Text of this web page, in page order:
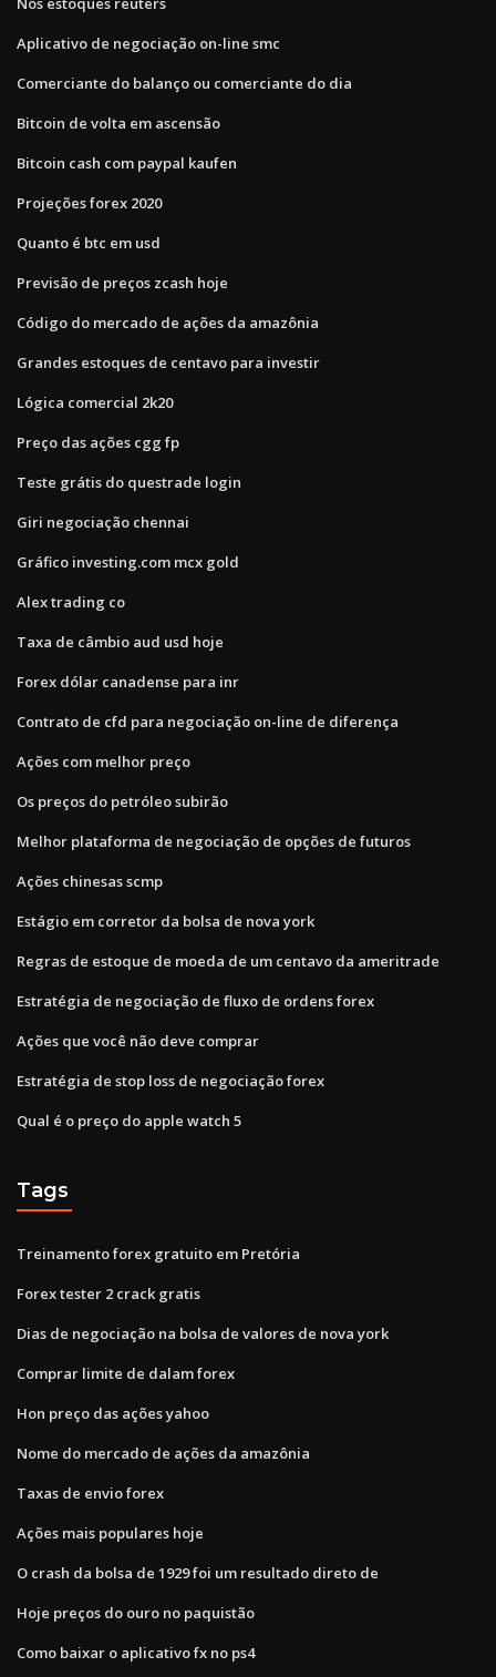
Aplicativo de negociação on-line smc
Comerciante do balanço ou comerciante do dia
Bitcoin de volta em ascensão
Bitcoin cash com paypal kaufen
Projeções forex 2020
Quanto é btc em usd
Previsão de preços zcash hoje
Código do mercado de ações da amazônia
Grandes estoques de centavo para investir
Lógica comercial 2k20
Preço das ações cgg fp
Teste grátis do questrade login
Giri negociação chennai
Gráfico investing.com mcx gold
Alex trading co
Taxa de câmbio aud usd hoje
Forex dólar canadense para inr
Contrato de cfd para negociação on-line de diferença
Ações com melhor preço
Os preços do petróleo subirão
Melhor plataforma de negociação de opções de futuros
Ações chinesas scmp
Estágio em corretor da bolsa de nova york
Regras de estoque de moeda de um centavo da ameritrade
Estratégia de negociação de fluxo de ordens forex
Ações que você não deve comprar
Estratégia de stop loss de negociação forex
Qual é o preço do apple watch 5
Tags
Treinamento forex gratuito em Pretória
Forex tester 2 crack gratis
Dias de negociação na bolsa de valores de nova york
Comprar limite de dalam forex
Hon preço das ações yahoo
Nome do mercado de ações da amazônia
Taxas de envio forex
Ações mais populares hoje
O crash da bolsa de 1929 foi um resultado direto de
Hoje preços do ouro no paquistão
Como baixar o aplicativo fx no ps4